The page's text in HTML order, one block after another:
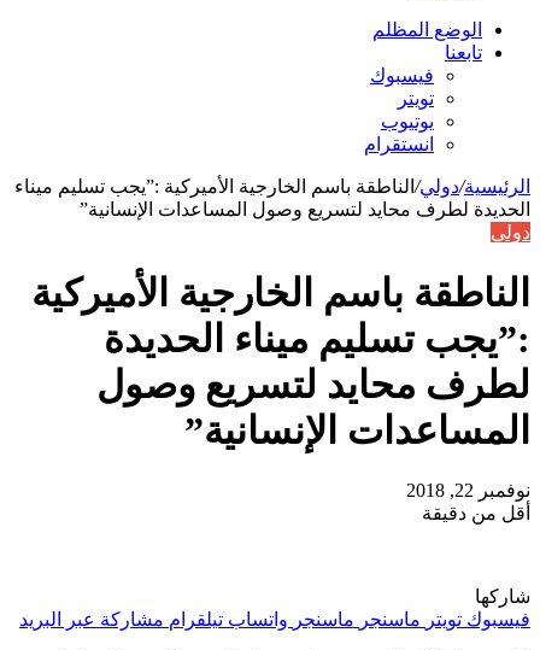
الوضع المظلم
تابعنا
فيسبوك
تويتر
يوتيوب
انستقرام
الرئيسية/دولي/ الناطقة باسم الخارجية الأميركية :”يجب تسليم ميناء
الحديدة لطرف محايد لتسريع وصول المساعدات الإنسانية”
دولي
الناطقة باسم الخارجية الأميركية
:”يجب تسليم ميناء الحديدة
لطرف محايد لتسريع وصول
المساعدات الإنسانية”
نوفمبر 22, 2018
أقل من دقيقة
شاركها
فيسبوك تويتر ماسنجر ماسنجر واتساب تيلقرام مشاركة عبر البريد